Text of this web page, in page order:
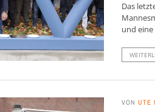
Das
und eine
VON UTE